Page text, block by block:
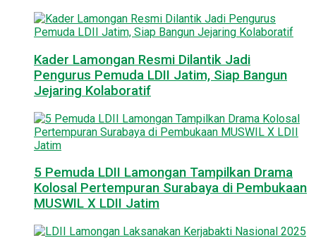
Kader Lamongan Resmi Dilantik Jadi
Pengurus Pemuda LDII Jatim, Siap Bangun
Jejaring Kolaboratif
5 Pemuda LDII Lamongan Tampilkan Drama
Kolosal Pertempuran Surabaya di Pembukaan
MUSWIL X LDII Jatim